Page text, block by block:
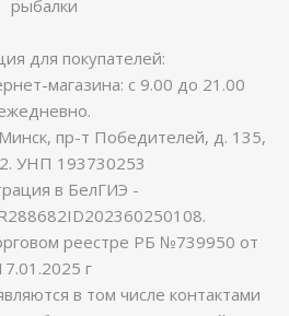
рыбалки
для покупателей:
магазина: с 9.00 до 21.00
пр-т Победителей, д. 135,
УНП 193730253
в БелГИЭ -
реестре РБ №739950 от
г
в том числе контактами